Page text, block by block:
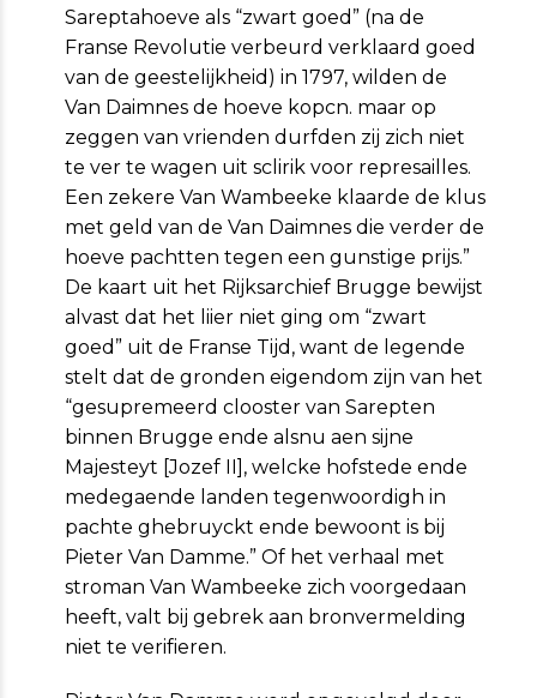
Sareptahoeve als “zwart goed” (na de
Franse Revolutie verbeurd verklaard goed
van de geestelijkheid) in 1797, wilden de
Van Daimnes de hoeve kopcn. maar op
zeggen van vrienden durfden zij zich niet
te ver te wagen uit sclirik voor represailles.
Een zekere Van Wambeeke klaarde de klus
met geld van de Van Daimnes die verder de
hoeve pachtten tegen een gunstige prijs.”
De kaart uit het Rijksarchief Brugge bewijst
alvast dat het liier niet ging om “zwart
goed” uit de Franse Tijd, want de legende
stelt dat de gronden eigendom zijn van het
“gesupremeerd clooster van Sarepten
binnen Brugge ende alsnu aen sijne
Majesteyt [Jozef II], welcke hofstede ende
medegaende landen tegenwoordigh in
pachte ghebruyckt ende bewoont is bij
Pieter Van Damme.” Of het verhaal met
stroman Van Wambeeke zich voorgedaan
heeft, valt bij gebrek aan bronvermelding
niet te verifieren.